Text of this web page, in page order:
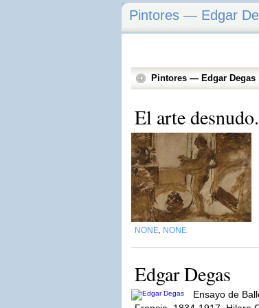
Pintores — Edgar
Pintores — Edgar Degas
El arte
NONE NONE
Edgar Degas
Ensayo de